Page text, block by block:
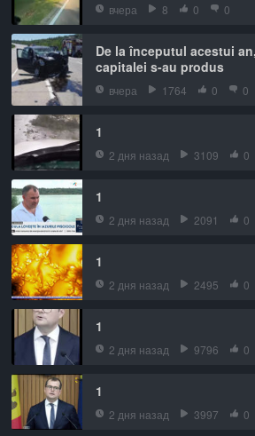
вчера 8 0 0
De la începutul acestui
capitalei s-au produs
вчера 1764 0 0
1
2 дня назад 3109 0
1
2 дня назад 2091 0
1
2 дня назад 2495 0
1
2 дня назад 9796 0
1
2 дня назад 3997 0